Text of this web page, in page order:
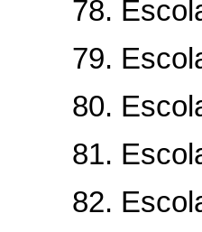
78. Escola
79. Escola
80. Escola
81. Escola
82. Escola